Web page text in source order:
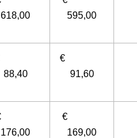
618,00
595,00
88,40
€
91,60
176,00
€
169,00